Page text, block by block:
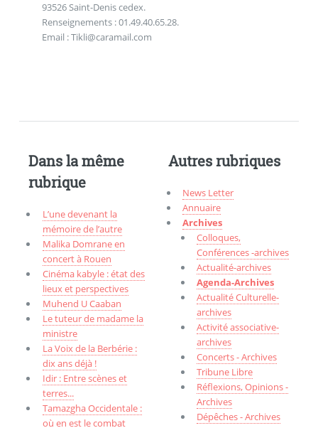
93526 Saint-Denis cedex.
Renseignements : 01.49.40.65.28.
Email : Tikli@caramail.com
Dans la même
rubrique
L’une devenant la
mémoire de l’autre
Malika Domrane en
concert à Rouen
Cinéma kabyle : état des
lieux et perspectives
Muhend U Caaban
Le tuteur de madame la
ministre
La Voix de la Berbérie :
dix ans déjà !
Idir : Entre scènes et
terres...
Tamazgha Occidentale :
où en est le combat
Autres rubriques
News Letter
Annuaire
Archives
Colloques,
Conférences -archives
Actualité-archives
Agenda-Archives
Actualité Culturelle-
archives
Activité associative-
archives
Concerts - Archives
Tribune Libre
Réflexions, Opinions -
Archives
Dépêches - Archives